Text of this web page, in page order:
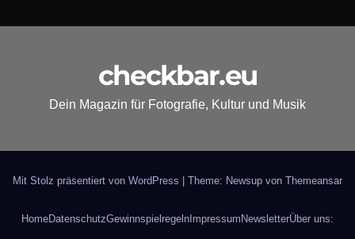
checkbar.eu
Dein Magazin für Fotografie, Kultur und Musik
Mit Stolz präsentiert von WordPress Theme: Newsup von Themeansar
HomeDatenschutzGewinnspielregeln Impressum NewsletterÜber uns: